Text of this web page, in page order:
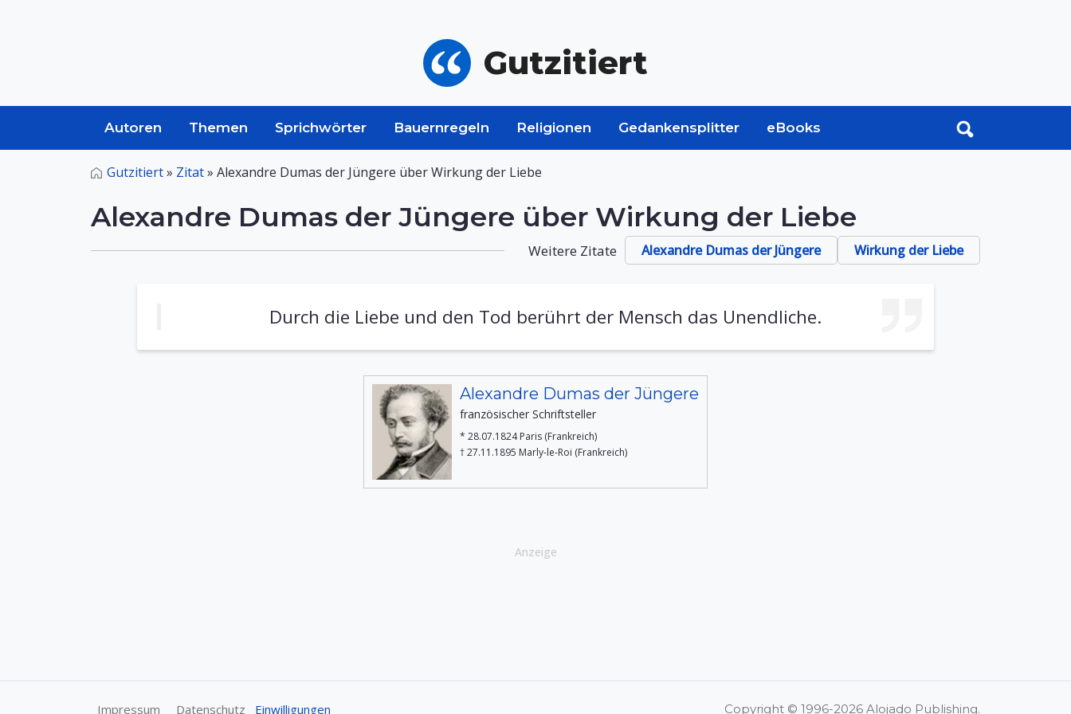
Gutzitiert
Autoren Themen Sprichwörter Bauernregeln Religionen Gedankensplitter eBooks
Gutzitiert» Zitat» Alexandre Dumas der Jüngere über Wirkung der Liebe
Alexandre Dumas der Jüngere über Wirkung der Liebe
Weitere Zitate Alexandre Dumas der Jüngere Wirkung der Liebe
Durch die Liebe und den Tod berührt der Mensch das Unendliche.
Alexandre Dumas der Jüngere
französischer Schriftsteller
* 28.07.1824 Paris (Frankreich)
† 27.11.1895 Marly-le-Roi (Frankreich)
Anzeige
Impressum Datenschutz Einwilligungen Copyright © 1996-2026 Alojado Publishing.